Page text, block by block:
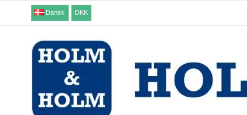
Dansk DKK